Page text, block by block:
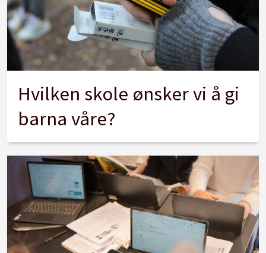
Hvilken skole ønsker vi å gi
barna våre?